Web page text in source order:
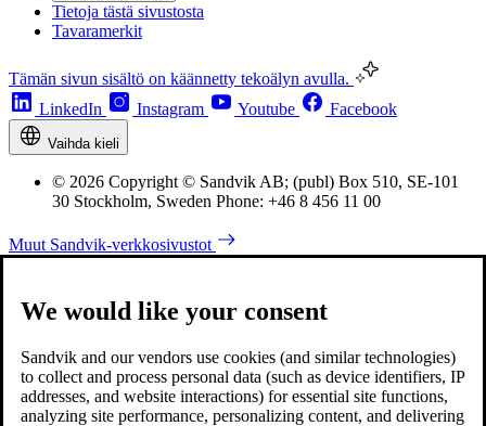
Tietoja tästä sivustosta
Tavaramerkit
Tämän sivun sisältö on käännetty tekoälyn avulla.
LinkedIn
Instagram Youtube Facebook
Vaihda kieli
© 2026 Copyright © Sandvik AB; (publ) Box 510, SE-101
30 Stockholm, Sweden Phone: +46 8 456 11 00
Muut Sandvik-verkkosivustot
We would like your consent
Sandvik and our vendors use cookies (and similar technologies)
to collect and process personal data (such as device identifiers, IP
addresses, and website interactions) for essential site functions,
analyzing site performance, personalizing content, and delivering